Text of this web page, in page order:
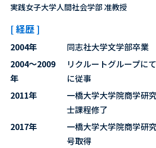
実践女子大学人間社会学部 准教授
[ 経歴 ]
2004年
同志社大学文学部卒業
2004～2009
年
リクルートグループに
に従事
2011年
一橋大学大学院商学研
士課程修了
2017年
一橋大学大学院商学研
号取得